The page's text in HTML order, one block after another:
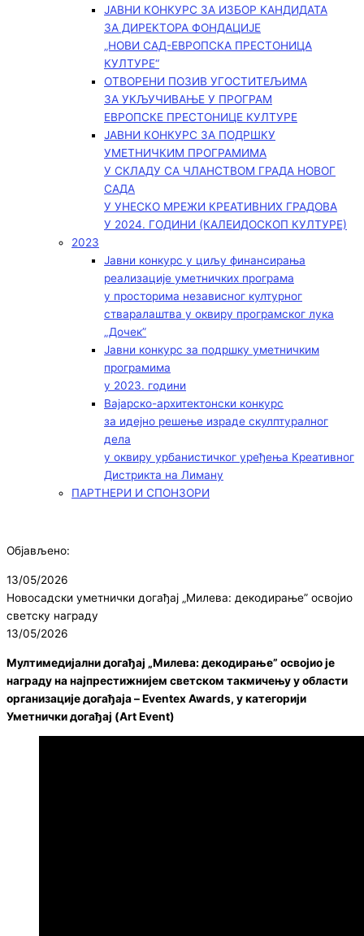
ЈАВНИ КОНКУРС ЗА ИЗБОР КАНДИДАТА
ЗА ДИРЕКТОРА ФОНДАЦИЈЕ
„НОВИ САД-ЕВРОПСКА ПРЕСТОНИЦА
КУЛТУРЕ“
ОТВОРЕНИ ПОЗИВ УГОСТИТЕЉИМА
ЗА УКЉУЧИВАЊЕ У ПРОГРАМ
ЕВРОПСКЕ ПРЕСТОНИЦЕ КУЛТУРЕ
ЈАВНИ КОНКУРС ЗА ПОДРШКУ
УМЕТНИЧКИМ ПРОГРАМИМА
У СКЛАДУ СА ЧЛАНСТВОМ ГРАДА НОВОГ
САДА
У УНЕСКО МРЕЖИ КРЕАТИВНИХ ГРАДОВА
У 2024. ГОДИНИ (КАЛЕИДОСКОП КУЛТУРЕ)
2023
Јавни конкурс у циљу финансирања
реализације уметничких програма
у просторима независног културног
стваралаштва у оквиру програмског лука
„Дочек”
Јавни конкурс за подршку уметничким
програмима
у 2023. години
Вајарско-архитектонски конкурс
за идејно решење израде скулптуралног
дела
у оквиру урбанистичког уређења Креативног
Дистрикта на Лиману
ПАРТНЕРИ И СПОНЗОРИ
Објављено:
13/05/2026
Новосадски уметнички догађај „Милева: декодирање” освојио
светску награду
13/05/2026
Мултимедијални догађај „Милева: декодирање” освојио је
награду на најпрестижнијем светском такмичењу у области
организације догађаја – Eventex Awards, у категорији
Уметнички догађај (Art Event)